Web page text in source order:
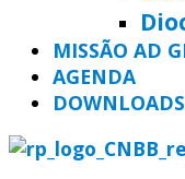
MISSÃO AD
AGENDA
DOWNLOADS